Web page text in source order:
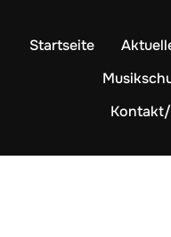
Startseite